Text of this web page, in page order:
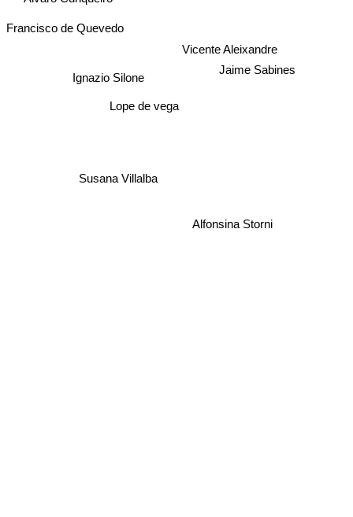
Lope de vega
Ignazio Silone
Vicente Aleixandre
Alfonsina Storni
Francisco de Quevedo
Susana Villalba
Jaime Sabines